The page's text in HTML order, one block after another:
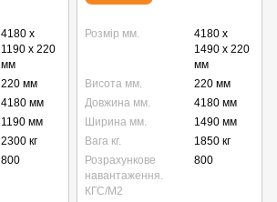
4180 x
1190 x 220
мм
220 мм
4180 мм
1190 мм
2300 кг
800
Розмір мм.
4180 x
1490 x 220
мм
Висота мм.
220 мм
Довжина мм.
4180 мм
Ширина мм.
1490 мм
Вага кг.
1850 кг
Розрахункове
навантаження.
КГС/М2
800